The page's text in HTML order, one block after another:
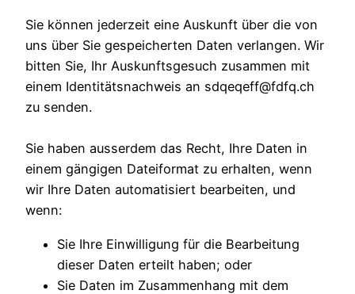
Sie können jederzeit eine Auskunft über die von
uns über Sie gespeicherten Daten verlangen. Wir
bitten Sie, Ihr Auskunftsgesuch zusammen mit
einem Identitätsnachweis an sdqeqeff@fdfq.ch
zu senden.
Sie haben ausserdem das Recht, Ihre Daten in
einem gängigen Dateiformat zu erhalten, wenn
wir Ihre Daten automatisiert bearbeiten, und
wenn:
Sie Ihre Einwilligung für die Bearbeitung
dieser Daten erteilt haben; oder
Sie Daten im Zusammenhang mit dem